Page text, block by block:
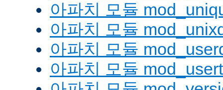
아파치 모듈
아파치 모듈
아파치 모듈
아파치 모듈